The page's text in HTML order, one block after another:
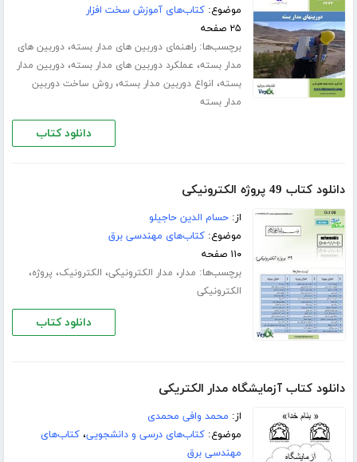
موضوع:کتاب‌های آموزش سخت افزار
۲۵ صفحه
برچسب‌ها:راهنمای دوربین های مدار بسته،دوربین های
مدار بسته، عملکرد دوربین های مدار بسته،دوربین مدار
بسته، انواع دوربین مدار بسته،روش ساخت دوربین
مدار بسته
دانلود کتاب
دانلود کتاب 49 پروژه الکترونیکی
از:حسام الدین حاجیلو
موضوع:کتاب‌های مهندسی برق
۱۱۰ صفحه
برچسب‌ها: مدار، مدار الکترونیکی، الکترونیک، پروژه،
الکترونیکی
دانلود کتاب
دانلود کتاب آزمایشگاه مدار الکتریکی
از: محمد وافی محمدی
موضوع:کتاب‌های درسی و دانشجویی،کتاب‌های
مهندسی برق